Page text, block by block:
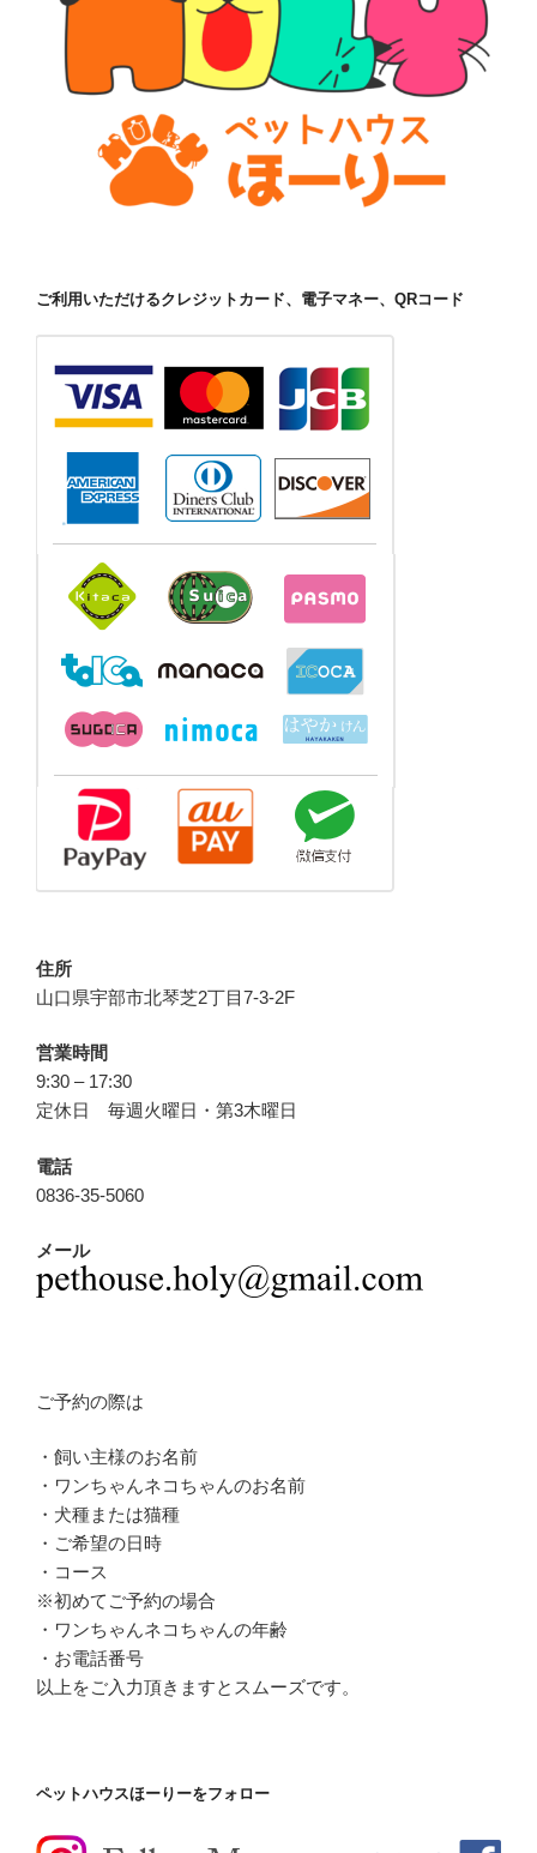
ご利用いただけるクレジットカード、電子マネー、QRコード
住所
山口県宇部市北琴芝2丁目7-3-2F
営業時間
9:30 – 17:30
定休日 毎週火曜日・第3木曜日
電話
0836-35-5060
メール
ご予約の際は
・飼い主様のお名前
・ワンちゃんネコちゃんのお名前
・犬種または猫種
・ご希望の日時
・コース
※初めてご予約の場合
・ワンちゃんネコちゃんの年齢
・お電話番号
以上をご入力頂きますとスムーズです。
ペットハウスほーりーをフォロー